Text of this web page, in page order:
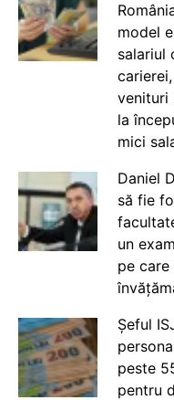
model
salariul
venituri
la
mici
Daniel
să fie
un
pe care
Șeful
peste
pentru